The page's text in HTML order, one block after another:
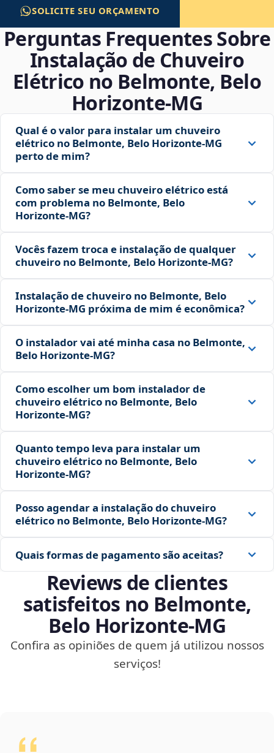
SOLICITE SEU ORÇAMENTO
Perguntas Frequentes Sobre
Instalação de Chuveiro
Elétrico no Belmonte, Belo
Horizonte‑MG
Qual é o valor para instalar um chuveiro
elétrico no Belmonte, Belo Horizonte‑MG
perto de mim?
Como saber se meu chuveiro elétrico está
com problema no Belmonte, Belo
Horizonte‑MG?
Vocês fazem troca e instalação de qualquer
chuveiro no Belmonte, Belo Horizonte‑MG?
Instalação de chuveiro no Belmonte, Belo
Horizonte‑MG próxima de mim é econômica?
O instalador vai até minha casa no Belmonte,
Belo Horizonte‑MG?
Como escolher um bom instalador de
chuveiro elétrico no Belmonte, Belo
Horizonte‑MG?
Quanto tempo leva para instalar um
chuveiro elétrico no Belmonte, Belo
Horizonte‑MG?
Posso agendar a instalação do chuveiro
elétrico no Belmonte, Belo Horizonte‑MG?
Quais formas de pagamento são aceitas?
Reviews de clientes
satisfeitos no Belmonte,
Belo Horizonte‑MG
Confira as opiniões de quem já utilizou nossos
serviços!